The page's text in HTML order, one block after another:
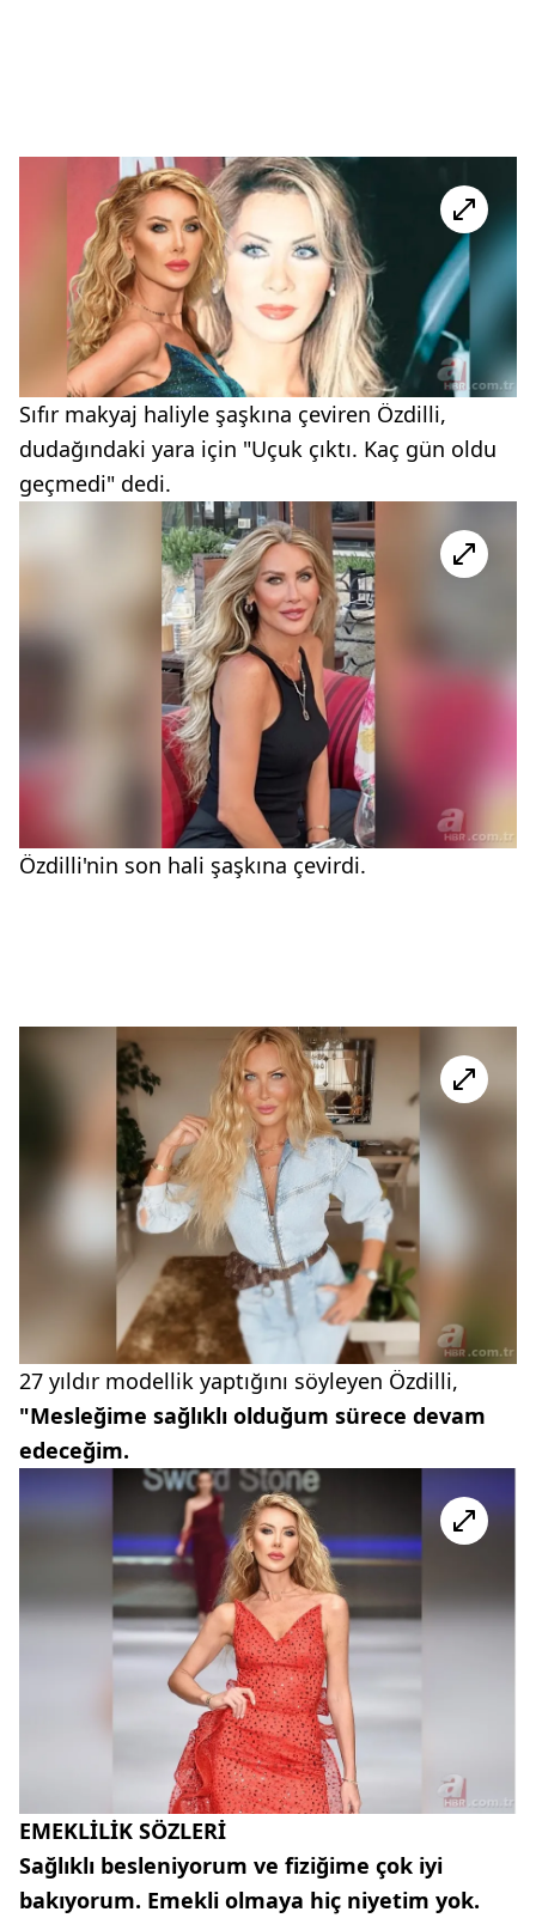
Sıfır makyaj haliyle şaşkına çeviren Özdilli,
dudağındaki yara için "Uçuk çıktı. Kaç gün oldu
geçmedi" dedi.
Özdilli'nin son hali şaşkına çevirdi.
27 yıldır modellik yaptığını söyleyen Özdilli,
"Mesleğime sağlıklı olduğum sürece devam
edeceğim.
EMEKLİLİK SÖZLERİ
Sağlıklı besleniyorum ve fiziğime çok iyi
bakıyorum. Emekli olmaya hiç niyetim yok.